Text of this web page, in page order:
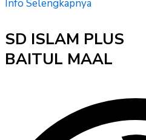
Info Selengkapnya
SD ISLAM PLUS
BAITUL MAAL